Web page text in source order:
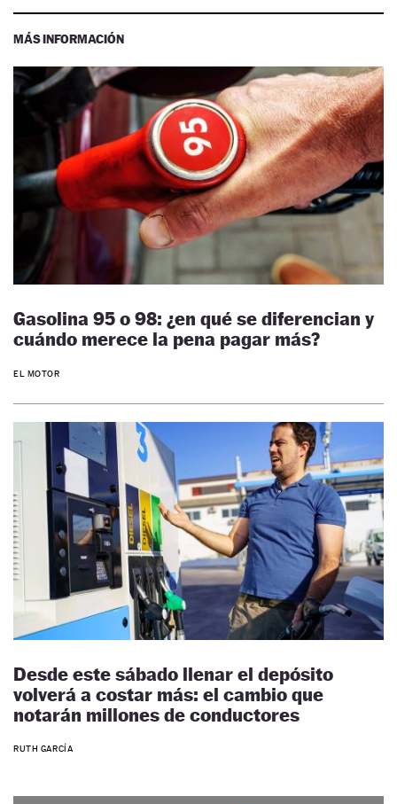
MÁS INFORMACIÓN
Gasolina 95 o 98: ¿en qué se diferencian y
cuándo merece la pena pagar más?
EL MOTOR
Desde este sábado llenar el depósito
volverá a costar más: el cambio que
notarán millones de conductores
RUTH GARCÍA